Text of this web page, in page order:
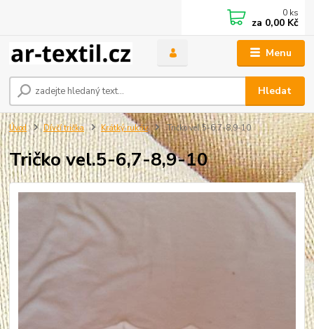
Menu
Hledat
0 ks
za 0,00 Kč
Úvod Dívčí trička Krátký rukáv Tričko vel.5-6,7-8,9-10
Tričko vel.5-6,7-8,9-10